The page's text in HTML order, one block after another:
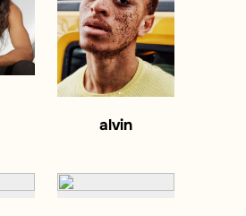
alvin